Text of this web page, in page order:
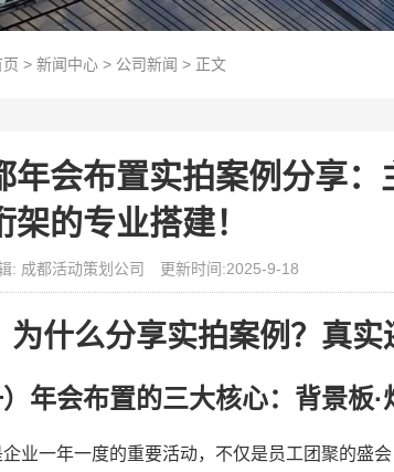
> 新闻中心> 公司新闻 > 正文
年会布置实拍案例分享
架的专业搭建！
: 成都活动策划公司 更新时间:2025-9-18
为什么分享实拍案例？真
）年会布置的三大核心：背景板·
业一年一度的重要活动，不仅是员工团聚的盛